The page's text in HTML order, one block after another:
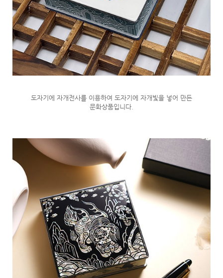
도자기에 자개전사를 이용하여 도자기에 자개빛을 넣어 만든
문화상품입니다.